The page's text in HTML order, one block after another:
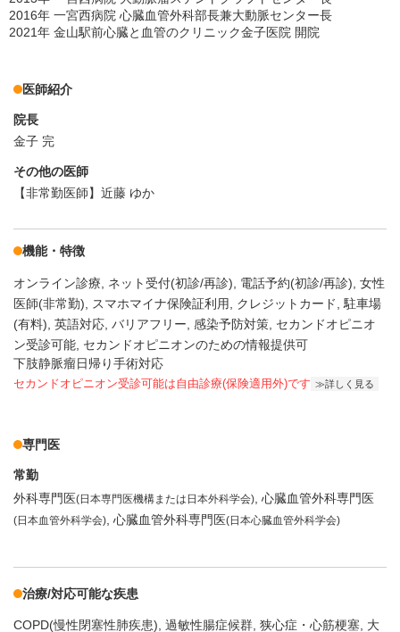
2016年 一宮西病院 心臓血管外科部長兼大動脈センター長
2021年 金山駅前心臓と血管のクリニック金子医院 開院
医師紹介
院長
金子 完
その他の医師
【非常勤医師】近藤 ゆか
機能・特徴
オンライン診療 ネット受付(初診/再診) 電話予約(初診/再診) 女性
医師(非常勤)
スマホマイナ保険証利用 クレジットカード
駐車場
(有料) 英語対応 バリアフリー 感染予防対策 セカンドオピニオ
ン受診可能 セカンドオピニオンのための情報提供可
下肢静脈瘤日帰り手術対応
セカンドオピニオン受診可能は自由診療(保険適用外)です 詳しく見る
専門医
常勤
外科専門医(日本専門医機構または日本外科学会) 心臓血管外科専門医
(日本血管外科学会) 心臓血管外科専門医(日本心臓血管外科学会)
治療/対応可能な疾患
COPD(慢性閉塞性肺疾患) 過敏性腸症候群 狭心症・心筋梗塞 大